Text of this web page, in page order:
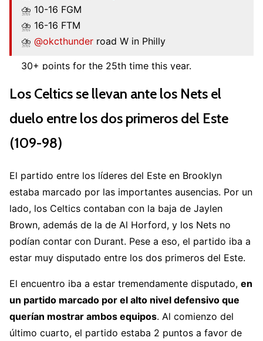
⛈️ 10-16 FGM
⛈️ 16-16 FTM
⛈️ @okcthunder road W in Philly
30+ points for the 25th time this year.
— NBA (@NBA)January 13, 2023
Los Celtics se llevan ante los Nets el
duelo entre los dos primeros del Este
(109-98)
El partido entre los líderes del Este en Brooklyn
estaba marcado por las importantes ausencias. Por un
lado, los Celtics contaban con la baja de Jaylen
Brown, además de la de Al Horford, y los Nets no
podían contar con Durant. Pese a eso, el partido iba a
estar muy disputado entre los dos primeros del Este.
El encuentro iba a estar tremendamente disputado, en
un partido marcado por el alto nivel defensivo que
querían mostrar ambos equipos. Al comienzo del
último cuarto, el partido estaba 2 puntos a favor de